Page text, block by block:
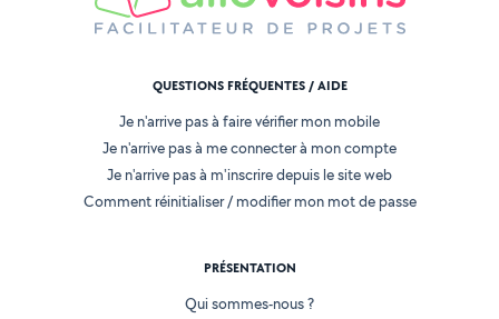
QUESTIONS FRÉQUENTES / AIDE
Je n'arrive pas à faire vérifier mon mobile
Je n'arrive pas à me connecter à mon compte
Je n'arrive pas à m'inscrire depuis le site web
Comment réinitialiser / modifier mon mot de passe
PRÉSENTATION
Qui sommes-nous ?